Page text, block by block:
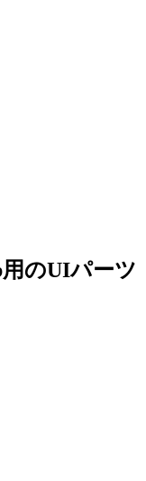
用のUIパーツ